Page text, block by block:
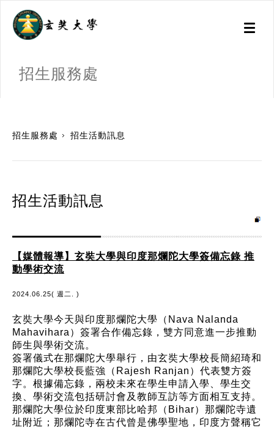
Toggle
招生服務處
招生服務處 招生活動訊息
招生活動訊息
【媒體報導】玄奘大學與印度那爛陀大學簽備忘錄 推
動學術交流
2024.06.25( 週二. )
玄奘大學今天與印度那爛陀大學（Nava Nalanda
Mahavihara）簽署合作備忘錄，雙方同意進一步推動
師生與學術交流。
簽署儀式在那爛陀大學舉行，由玄奘大學校長簡紹琦和
那爛陀大學校長藍強（Rajesh Ranjan）代表雙方簽
字。根據備忘錄，兩校未來在學生申請入學、學生交
換、學術交流包括研討會及教師互訪等方面相互支持。
那爛陀大學位於印度東部比哈邦（Bihar）那爛陀寺遺
址附近；那爛陀寺在古代曾是佛學聖地，印度方聲稱它